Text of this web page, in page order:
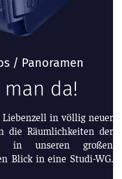
/ Panoramen
man da!
in völlig neuer
die Räumlichkeiten der
in unseren großen
Blick in eine Studi-WG.